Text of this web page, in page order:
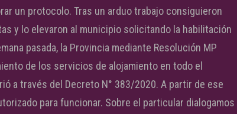
un protocolo. Tras un arduo trabajo consiguieron
y lo elevaron al municipio solicitando la habilitación
pasada, la Provincia mediante Resolución MP
de los servicios de alojamiento en todo el
a través del Decreto N° 383/2020. A partir de ese
para funcionar. Sobre el particular dialogamos